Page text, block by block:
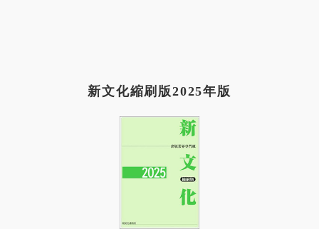
新文化縮刷版2025年版